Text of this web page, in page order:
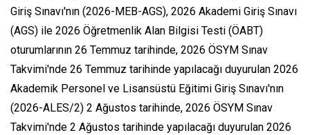
Giriş Sınavı'nın (2026-MEB-AGS), 2026 Akademi Giriş Sınavı
(AGS) ile 2026 Öğretmenlik Alan Bilgisi Testi (ÖABT)
oturumlarının 26 Temmuz tarihinde, 2026 ÖSYM Sınav
Takvimi'nde 26 Temmuz tarihinde yapılacağı duyurulan 2026
Akademik Personel ve Lisansüstü Eğitimi Giriş Sınavı'nın
(2026-ALES/2) 2 Ağustos tarihinde, 2026 ÖSYM Sınav
Takvimi'nde 2 Ağustos tarihinde yapılacağı duyurulan 2026